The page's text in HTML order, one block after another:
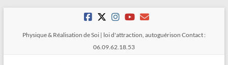
Physique & Réalisation de Soi | loi d'attraction, autoguérison Contact :
06.09.62.18.53